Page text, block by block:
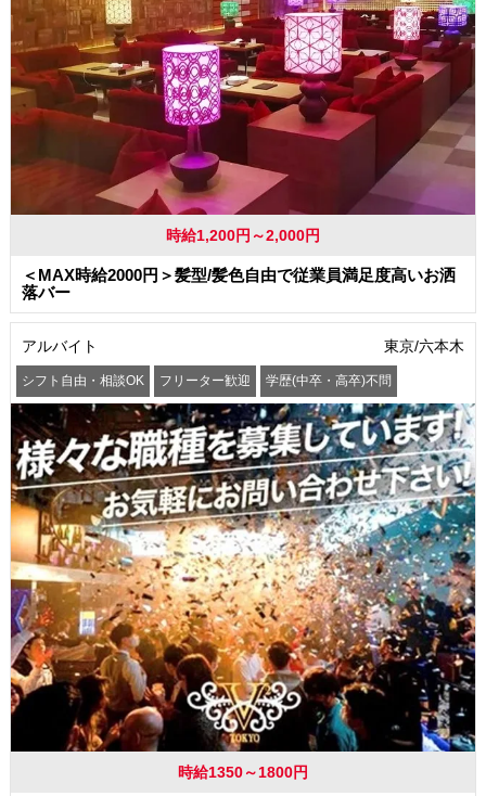
時給1,200円～2,000円
＜MAX時給2000円＞髪型/髪色自由で従業員満足度高いお洒
落バー
アルバイト 東京/六本木
シフト自由・相談OK フリーター歓迎 学歴(中卒・高卒)不問
髪型・髪色自由 交通費支給
時給1350～1800円